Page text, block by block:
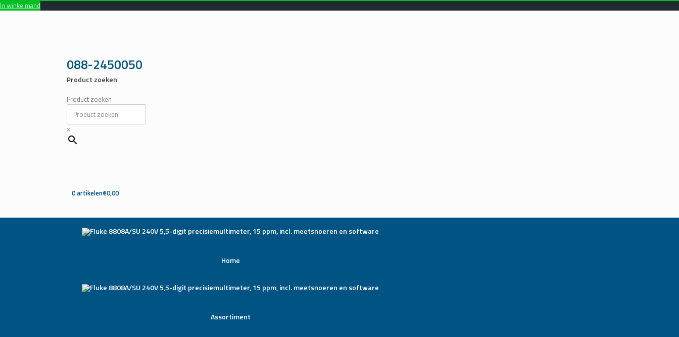
In winkelmand
088-2450050
Product zoeken
Product zoeken
×
0 artikelen€0,00
Home
Assortiment